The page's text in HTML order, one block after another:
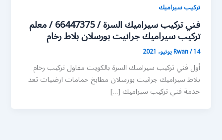
تركيب سيراميك
فني تركيب سيراميك السرة / 66447375 / معلم
تركيب سيراميك جرانيت بورسلان بلاط رخام
Rwan/14 يونيو، 2021
أول فني تركيب سيراميك السرة بالكويت مقاول تركيب رخام
بلاط سيراميك جرانيت بورسلان مطابخ حمامات ارضيات تعد
خدمة فني تركيب سيراميك […]